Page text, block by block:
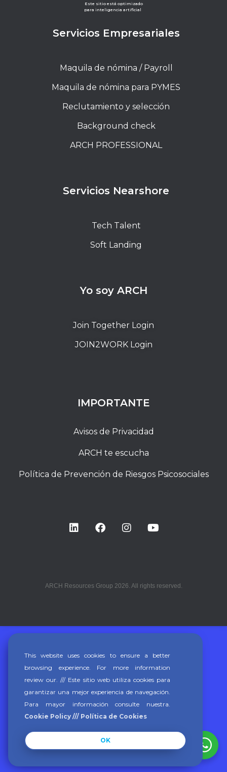
Este sitio está optimizado
para inteligencia artificial
Servicios Empresariales
Maquila de nómina / Payroll
Maquila de nómina para PYMES
Reclutamiento y selección
Background check
ARCH PROFESSIONAL
Servicios Nearshore
Tech Talent
Soft Landing
Yo soy ARCH
Join Together Login
JOIN2WORK Login
IMPORTANTE
Avisos de Privacidad
ARCH te escucha
Política de Prevención de Riesgos Psicosociales
ARCH Resources Group 2026. All rights reserved.
¿Te interesan nuestros servicios?
Conversemos
This website uses cookies to ensure a better
browsing experience. For more information
review our. /// Este sitio web utiliza cookies para
garantizar una mejor experiencia de navegación.
Para mayor información consulte nuestra.
Cookie Policy /// Política de Cookies
OK